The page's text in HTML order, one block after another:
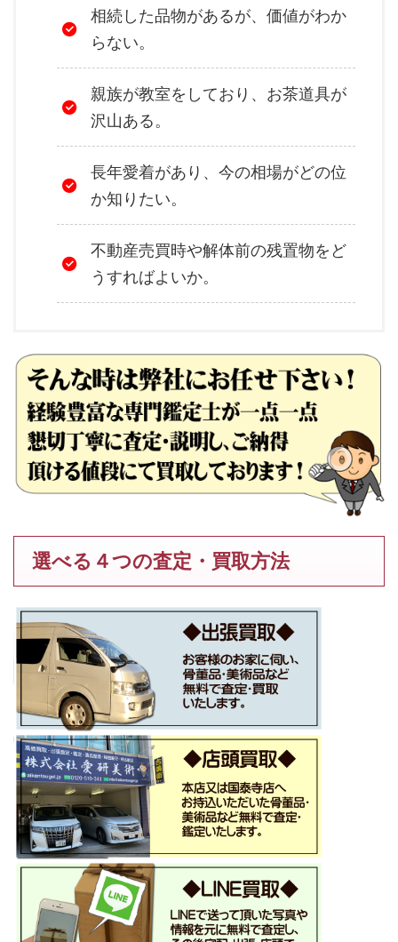
相続した品物があるが、価値がわか
らない。
親族が教室をしており、お茶道具が
沢山ある。
長年愛着があり、今の相場がどの位
か知りたい。
不動産売買時や解体前の残置物をど
うすればよいか。
選べる４つの査定・買取方法